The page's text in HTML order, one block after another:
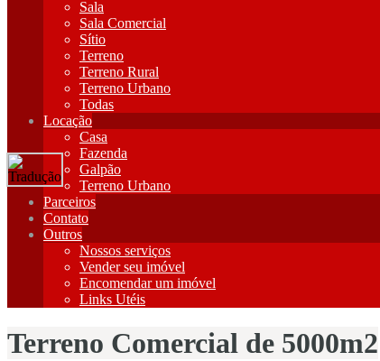
Sala
Sala Comercial
Sítio
Terreno
Terreno Rural
Terreno Urbano
Todas
Locação
Casa
Fazenda
Galpão
Terreno Urbano
Parceiros
Contato
Outros
Nossos serviços
Vender seu imóvel
Encomendar um imóvel
Links Utéis
Terreno Comercial de 5000m2